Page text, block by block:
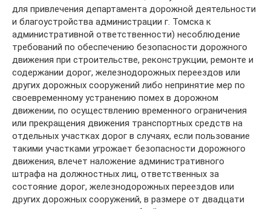
для привлечения департамента дорожной деятельности
и благоустройства администрации г. Томска к
административной ответственности) несоблюдение
требований по обеспечению безопасности дорожного
движения при строительстве, реконструкции, ремонте и
содержании дорог, железнодорожных переездов или
других дорожных сооружений либо непринятие мер по
своевременному устранению помех в дорожном
движении, по осуществлению временного ограничения
или прекращения движения транспортных средств на
отдельных участках дорог в случаях, если пользование
такими участками угрожает безопасности дорожного
движения, влечет наложение административного
штрафа на должностных лиц, ответственных за
состояние дорог, железнодорожных переездов или
других дорожных сооружений, в размере от двадцати